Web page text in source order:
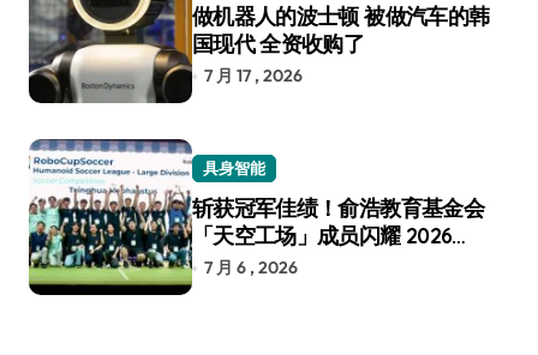
做机器人的波士顿 被做汽车的韩
国现代 全资收购了
7 月 17 , 2026
具身智能
斩获冠军佳绩！俞浩教育基金会
「天空工场」成员闪耀 2026
RoboCup 机器人世界杯
7 月 6 , 2026